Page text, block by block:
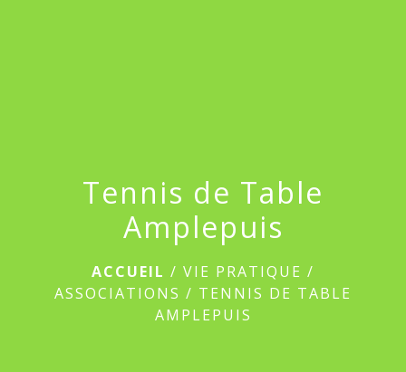
Tennis de Table
Amplepuis
ACCUEIL / VIE PRATIQUE /
ASSOCIATIONS / TENNIS DE TABLE
AMPLEPUIS